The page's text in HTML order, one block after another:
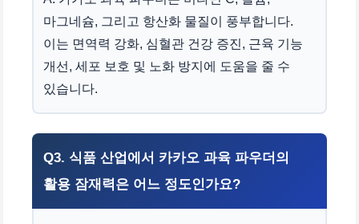
마그네슘, 그리고 항산화 물질이 풍부합니다.
이는 면역력 강화, 심혈관 건강 증진, 근육 기능
개선, 세포 보호 및 노화 방지에 도움을 줄 수
있습니다.
Q3. 식품 산업에서 카카오 과육 파우더의
활용 잠재력은 어느 정도인가요?